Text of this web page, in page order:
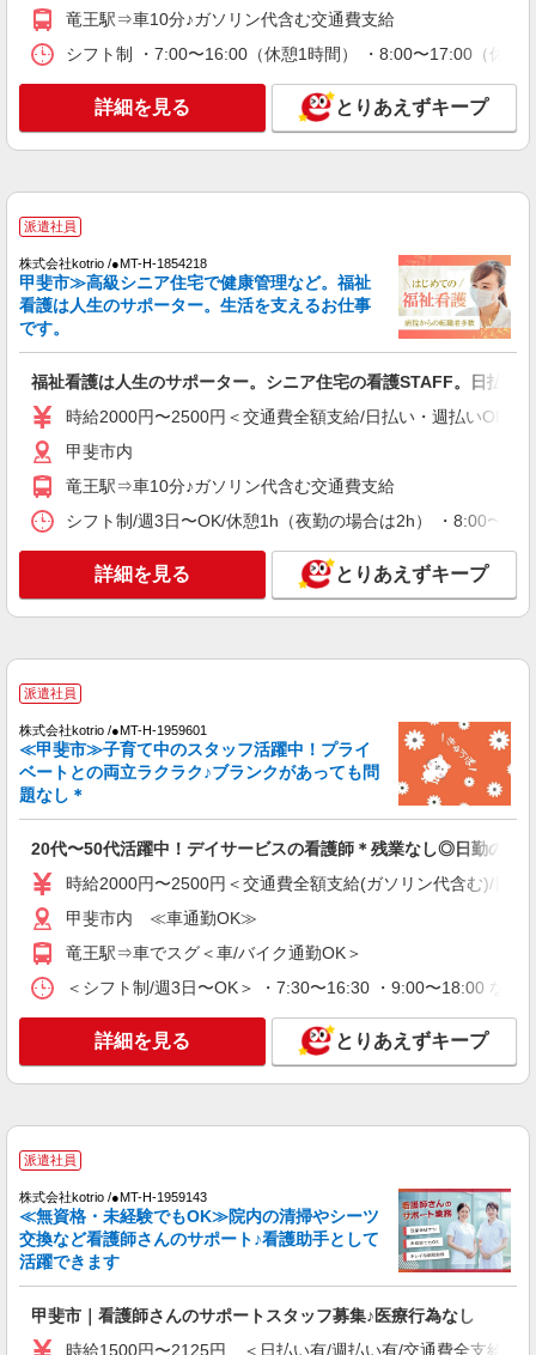
時給1500円〜2125円 ＜日払い有/週払い有/交
甲斐市内 ≪車通勤OK≫
キープ 詳細を見る
株式会社kotrio /●MT-H-1908983
時給1500円〜2125円 ＜日払い有/週払い有/交
通費全支給(ガソリン代含む)＞
キープ 詳細を見る
株式会社kotrio /●MT-H-2086553
はじめてでも安心。と思える看護助手★甲斐市
★履歴書不要
通費全支給(ガソリン代含む)＞
甲斐市内 ≪車通勤OK≫
派遣社員
株式会社kotrio /●MT-H-2093255
＜甲斐市＞病院の看護助手＊日払いOK！即高
収入可♪
時給1500円〜2125円 ＜日払い有/週払い有/交
通費全支給(ガソリン代含む)＞
甲斐市内 ≪車通勤OK≫
キープ
派遣社員
株式会社kotrio /●MT-H-1977386
≪甲斐市／看護助手≫子育て世代活躍中！働き
やすい環境♪
時給1500円〜2125円 ＜日払い有/週払い有/交
通費全支給(ガソリン代含む)＞
派遣社員
株式会社kotrio /●MT-H-2020732
≪甲斐市≫年齢不問！０からスタートでも活躍
時給1500円〜2125円 ＜日払い有/週払い有/交
通費全支給(ガソリン代含む)＞
竜王駅⇒車10分♪ガソリン代含む交通費支給
シフト制 ・7:00〜16:00（休憩1時間） ・8:00〜17:00（休
詳細を見る とりあえずキープ
派遣社員
株式会社kotrio /●MT-H-1854218
甲斐市≫高級シニア住宅で健康管理など。福祉
看護は人生のサポーター。生活を支えるお仕事
です。
福祉看護は人生のサポーター。シニア住宅の看護STAFF。日払い
時給2000円〜2500円＜交通費全額支給/日払い・週払いOK/履
甲斐市内
竜王駅⇒車10分♪ガソリン代含む交通費支給
シフト制/週3日〜OK/休憩1h（夜勤の場合は2h） ・8:00〜
詳細を見る とりあえずキープ
派遣社員
株式会社kotrio /●MT-H-1959601
≪甲斐市≫子育て中のスタッフ活躍中！プライ
ベートとの両立ラクラク♪ブランクがあっても問
題なし＊
20代〜50代活躍中！デイサービスの看護師＊残業なし◎日勤のみ
時給2000円〜2500円＜交通費全額支給(ガソリン代含む)/日払
甲斐市内 ≪車通勤OK≫
竜王駅⇒車でスグ＜車/バイク通勤OK＞
＜シフト制/週3日〜OK＞ ・7:30〜16:30 ・9:00〜18:00 など
詳細を見る とりあえずキープ
派遣社員
株式会社kotrio /●MT-H-1959143
≪無資格・未経験でもOK≫院内の清掃やシーツ
交換など看護師さんのサポート♪看護助手として
活躍できます
甲斐市｜看護師さんのサポートスタッフ募集♪医療行為なし
時給1500円〜2125円 ＜日払い有/週払い有/交通費全支給(ガ